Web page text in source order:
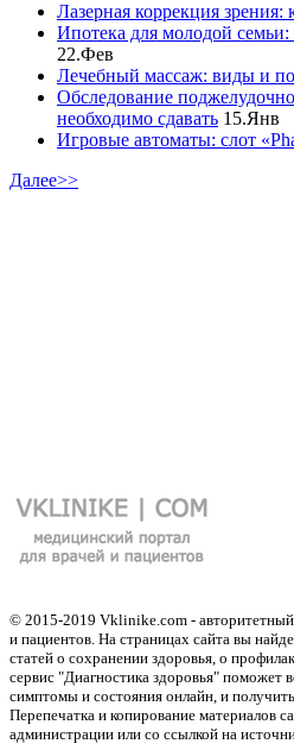
Лазерная коррекция зрения:
Ипотека для молодой
22.Фев
Лечебный массаж: виды и
Обследование
необходимо сдавать 15.Янв
Игровые автоматы: слот
Далее>>
© 2015-2019 Vklinike.com - авторитетный
и пациентов. На страницах сайта вы
статей о сохранении здоровья, о
сервис "Диагностика здоровья"
симптомы и состояния онлайн, и
Перепечатка и копирование материалов
администрации или со ссылкой на